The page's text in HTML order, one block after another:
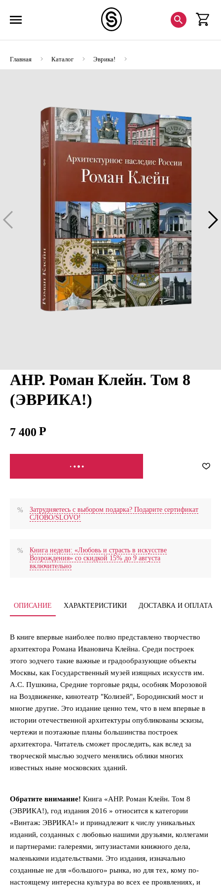
Главная Каталог
Эврика!
АНР. Роман Клейн. Том 8 (ЭВРИКА!)
АНР. Роман Клейн. Том 8
(ЭВРИКА!)
7 400
СООБЩИТЬ О ПОСТУПЛЕНИИ
Затрудняетесь с выбором подарка? Подарите сертификат
СЛОВО/SLOVO!
Книга недели: «Любовь и страсть в искусстве
Возрождения» со скидкой 15% до 9 августа
включительно
ОПИСАНИЕ ХАРАКТЕРИСТИКИ ДОСТАВКА И ОПЛАТА
В книге впервые наиболее полно представлено творчество
архитектора Романа Ивановича Клейна. Среди построек
этого зодчего такие важные и градообразующие объекты
Москвы, как Государственный музей изящных искусств им.
А.С. Пушкина, Средние торговые ряды, особняк Морозовой
на Воздвиженке, кинотеатр "Колизей", Бородинский мост и
многие другие. Это издание ценно тем, что в нем впервые в
истории отечественной архитектуры опубликованы эскизы,
чертежи и поэтажные планы большинства построек
архитектора. Читатель сможет проследить, как вслед за
творческой мыслью зодчего менялись облики многих
известных ныне московских зданий.
Обратите внимание! Книга «АНР. Роман Клейн. Том 8
(ЭВРИКА!), год издания 2016 » относится к категории
«Винтаж: ЭВРИКА!» и принадлежит к числу уникальных
изданий, созданных с любовью нашими друзьями, коллегами
и партнерами: галереями, энтузиастами книжного дела,
маленькими издательствами. Это издания, изначально
созданные не для «большого» рынка, но для тех, кому по-
настоящему интересна культура во всех ее проявлениях, и